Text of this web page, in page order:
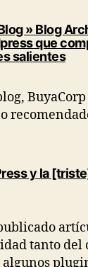
» Blog
que
salientessays:
y la
tanto del
algunos